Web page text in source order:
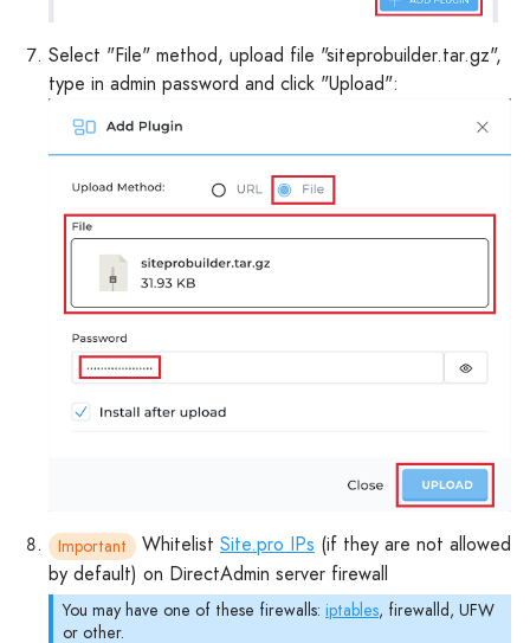
Select "File" method, upload file "siteprobuilder.tar.gz",
type in admin password and click "Upload":
Important Whitelist Site.pro IPs (if they are not allowed
by default) on DirectAdmin server firewall
You may have one of these firewalls: iptables, firewalld, UFW
or other.